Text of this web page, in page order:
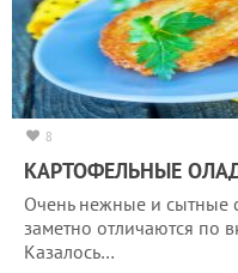
8
КАРТОФЕЛЬНЫЕ
Очень нежные и сытные
заметно отличаются по
Казалось…